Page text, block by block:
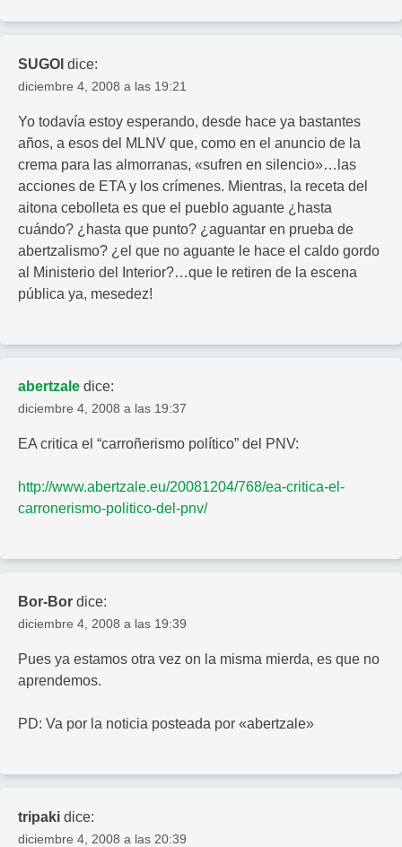
SUGOI dice:
diciembre 4, 2008 a las 19:21
Yo todavía estoy esperando, desde hace ya bastantes
años, a esos del MLNV que, como en el anuncio de la
crema para las almorranas, «sufren en silencio»…las
acciones de ETA y los crímenes. Mientras, la receta del
aitona cebolleta es que el pueblo aguante ¿hasta
cuándo? ¿hasta que punto? ¿aguantar en prueba de
abertzalismo? ¿el que no aguante le hace el caldo gordo
al Ministerio del Interior?…que le retiren de la escena
pública ya, mesedez!
abertzale dice:
diciembre 4, 2008 a las 19:37
EA critica el “carroñerismo político” del PNV:
http://www.abertzale.eu/20081204/768/ea-critica-el-
carronerismo-politico-del-pnv/
Bor-Bor dice:
diciembre 4, 2008 a las 19:39
Pues ya estamos otra vez on la misma mierda, es que no
aprendemos.
PD: Va por la noticia posteada por «abertzale»
tripaki dice:
diciembre 4, 2008 a las 20:39